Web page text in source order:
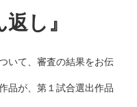
し』
いて、審査の結果をお伝
品が、第１試合選出作品